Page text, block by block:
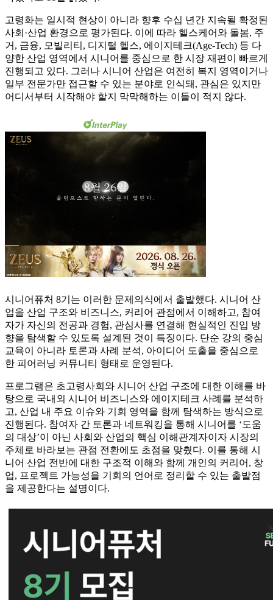
고령화는 일시적 현상이 아니라 향후 수십 년간 지속될 확정된
사회·산업 환경으로 평가된다. 이에 따라 헬스케어와 돌봄, 주
거, 금융, 모빌리티, 디지털 헬스, 에이지테크(Age-Tech) 등 다
양한 산업 영역에서 시니어를 중심으로 한 시장 재편이 빠르게
진행되고 있다. 그러나 시니어 산업은 여전히 복지 영역이거나
일부 전문가만 접근할 수 있는 분야로 인식돼, 관심은 있지만
어디서부터 시작해야 할지 막막해하는 이들이 적지 않다.
시니어퓨처 8기는 이러한 문제의식에서 출발했다. 시니어 산
업을 산업 구조와 비즈니스, 커리어 관점에서 이해하고, 참여
자가 자신의 전공과 경험, 관심사를 연결해 현실적인 진입 방
향을 탐색할 수 있도록 설계된 것이 특징이다. 단순 강의 중심
교육이 아니라 토론과 사례 분석, 아이디어 도출을 중심으로
한 피어러닝 커뮤니티 형태로 운영된다.
프로그램은 초고령사회와 시니어 산업 구조에 대한 이해를 바
탕으로 국내외 시니어 비즈니스와 에이지테크 사례를 분석하
고, 산업 내 주요 이슈와 기회 영역을 함께 탐색하는 방식으로
진행된다. 참여자 간 토론과 네트워킹을 통해 시니어를 ‘도움
의 대상’이 아닌 사회와 산업의 핵심 이해관계자이자 시장의
주체로 바라보는 관점 전환에도 초점을 맞췄다. 이를 통해 시
니어 산업 전반에 대한 구조적 이해와 함께 개인의 커리어, 창
업, 프로젝트 가능성을 기회의 언어로 정리할 수 있는 출발점
을 제공한다는 설명이다.